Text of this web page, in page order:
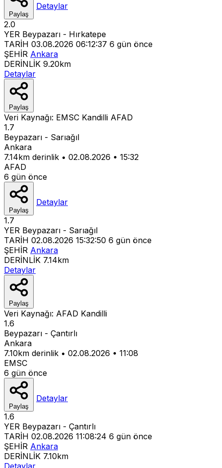
Paylaş
Detaylar
2.0
YER Beypazarı - Hırkatepe
TARİH 03.08.2026 06:12:37 6 gün önce
ŞEHİR Ankara
DERİNLİK 9.20km
Detaylar
Paylaş
Veri Kaynağı: EMSC Kandilli AFAD
1.7
Beypazarı - Sarıağıl
Ankara
7.14km derinlik • 02.08.2026 • 15:32
AFAD
6 gün önce
Paylaş
Detaylar
1.7
YER Beypazarı - Sarıağıl
TARİH 02.08.2026 15:32:50 6 gün önce
ŞEHİR Ankara
DERİNLİK 7.14km
Detaylar
Paylaş
Veri Kaynağı: AFAD Kandilli
1.6
Beypazarı - Çantırlı
Ankara
7.10km derinlik • 02.08.2026 • 11:08
EMSC
6 gün önce
Paylaş
Detaylar
1.6
YER Beypazarı - Çantırlı
TARİH 02.08.2026 11:08:24 6 gün önce
ŞEHİR Ankara
DERİNLİK 7.10km
Detaylar